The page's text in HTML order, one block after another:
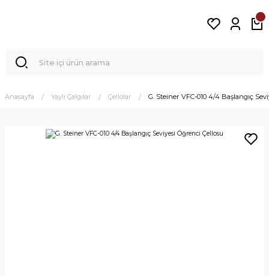
Anasayfa Yaylı Çalgılar Çellolar G. Steiner VFC-010 4/4 Başlangıç